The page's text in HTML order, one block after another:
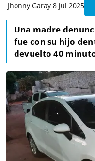
Jhonny Garay 8 jul 2025
Una madre
fue con su hijo
devuelto 40